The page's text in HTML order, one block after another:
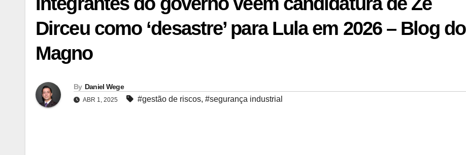
Dirceu como ‘desastre’ para Lula em 2026 – Blog do
Magno
By Daniel Wege
ABR 1, 2025 #gestão de riscos, #segurança industrial